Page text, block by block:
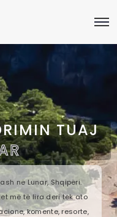
TUAJ
në Lunar, Shqipëri.
më të lira deri tek ato
komente, resorte,